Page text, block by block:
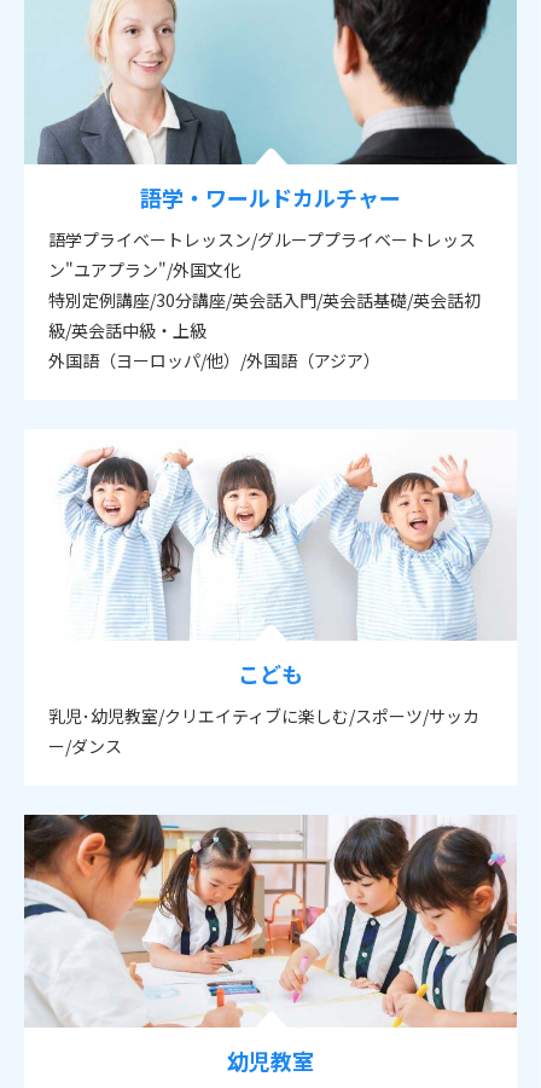
語学・ワールドカルチャー
語学プライベートレッスン/グループプライベートレッス
ン"ユアプラン"/外国文化
特別定例講座/30分講座/英会話入門/英会話基礎/英会話初
級/英会話中級・上級
外国語（ヨーロッパ/他）/外国語（アジア）
こども
乳児･幼児教室/クリエイティブに楽しむ/スポーツ/サッカ
ー/ダンス
幼児教室